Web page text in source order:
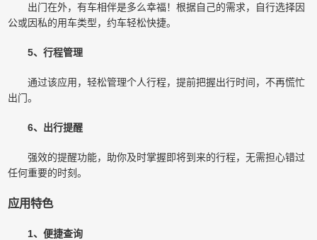
出门在外，有车相伴是多么幸福！根据自己的需求，自行选择因
公或因私的用车类型，约车轻松快捷。
5、行程管理
通过该应用，轻松管理个人行程，提前把握出行时间，不再慌忙
出门。
6、出行提醒
强效的提醒功能，助你及时掌握即将到来的行程，无需担心错过
任何重要的时刻。
应用特色
1、便捷查询